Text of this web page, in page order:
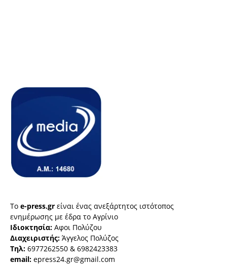
Το e-press.gr είναι ένας ανεξάρτητος ιστότοπος
ενημέρωσης με έδρα το Αγρίνιο
Ιδιοκτησία: Αφοι Πολύζου
Διαχειριστής: Άγγελος Πολύζος
Τηλ: 6977262550 & 6982423383
email: epress24.gr@gmail.com